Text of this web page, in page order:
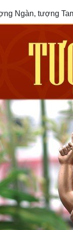
Ngàn, tượng